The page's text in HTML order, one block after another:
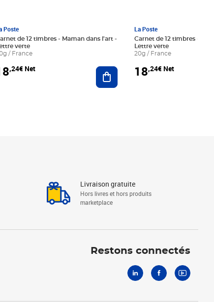
panier
Poste
de 12 timbres - Maman dans l'art -
verte
/ France
,24€ Net Ajouter au panier
La Poste
Carnet de 12 timbres - Le
Lettre verte
20g / France
18,24€ Net
Livraison gratuite
Hors livres et hors produits
marketplace
Restons connectés